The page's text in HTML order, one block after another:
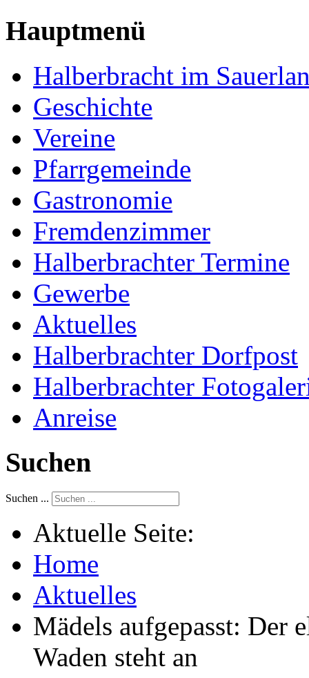
Hauptmenü
Halberbracht im
Geschichte
Vereine
Pfarrgemeinde
Gastronomie
Fremdenzimmer
Halberbrachter Termine
Gewerbe
Aktuelles
Halberbrachter Dorfpost
Halberbrachter
Anreise
Suchen
Suchen ...
Aktuelle Seite:
Home
Aktuelles
Mädels aufgepasst: Der
Waden steht an